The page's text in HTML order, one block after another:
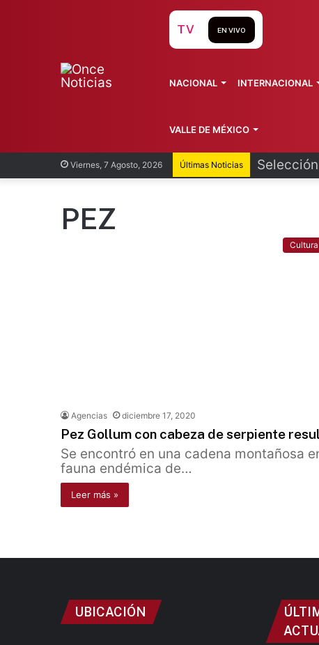
Viernes, 7 Agosto, 2026 Últimas Noticias Cofepris
TV EN VIVO
NACIONAL INTERNACIONAL
VALLE DE MÉXICO
PEZ
Cultura
Agencias diciembre 17, 2020
Pez Gollum con cabeza de serpiente
Se encontró en una cadena montañosa
fauna endémica de…
Leer más »
UBICACIÓN